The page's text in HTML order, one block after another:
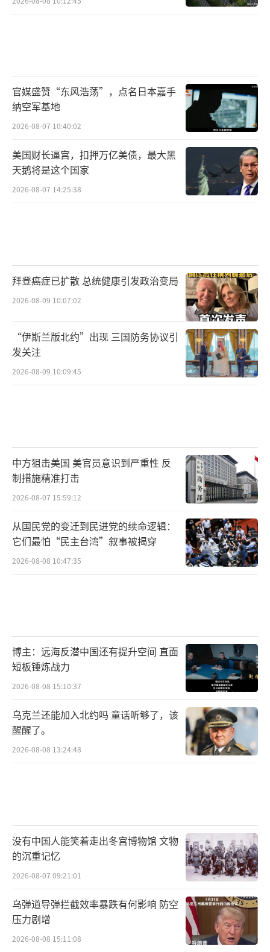
官媒盛赞“东风浩荡”，点名日本嘉手
纳空军基地
2026-08-07 10:40:02
美国财长逼宫，扣押万亿美债，最大黑
天鹅将是这个国家
2026-08-07 14:25:38
拜登癌症已扩散 总统健康引发政治变局
2026-08-09 10:07:02
“伊斯兰版北约”出现 三国防务协议引
发关注
2026-08-09 10:09:45
中方狙击美国 美官员意识到严重性 反
制措施精准打击
2026-08-07 15:59:12
从国民党的变迁到民进党的续命逻辑：
它们最怕“民主台湾”叙事被揭穿
2026-08-08 10:47:35
博主：远海反潜中国还有提升空间 直面
短板锤炼战力
2026-08-08 15:10:37
乌克兰还能加入北约吗 童话听够了，该
醒醒了。
2026-08-08 13:24:48
没有中国人能笑着走出冬宫博物馆 文物
的沉重记忆
2026-08-07 09:21:01
乌弹道导弹拦截效率暴跌有何影响 防空
压力剧增
2026-08-08 15:11:08